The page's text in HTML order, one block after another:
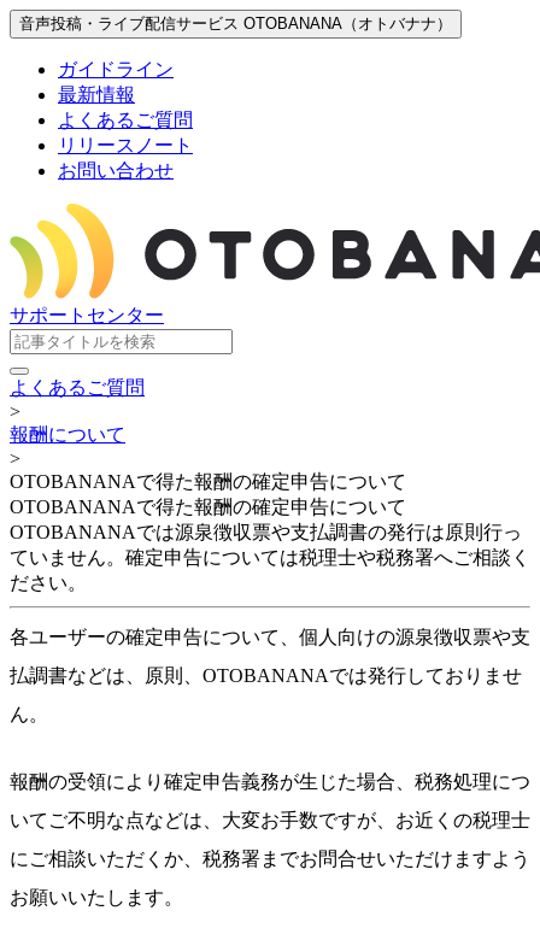
音声投稿・ライブ配信サービス OTOBANANA（オトバナナ）
ガイドライン
最新情報
よくあるご質問
リリースノート
お問い合わせ
サポートセンター
よくあるご質問
>
報酬について
>
OTOBANANAで得た報酬の確定申告について
OTOBANANAで得た報酬の確定申告について
OTOBANANAでは源泉徴収票や支払調書の発行は原則行っ
ていません。確定申告については税理士や税務署へご相談く
ださい。
各ユーザーの確定申告について、個人向けの源泉徴収票や支
払調書などは、原則、OTOBANANAでは発行しておりませ
ん。
報酬の受領により確定申告義務が生じた場合、税務処理につ
いてご不明な点などは、大変お手数ですが、お近くの税理士
にご相談いただくか、税務署までお問合せいただけますよう
お願いいたします。